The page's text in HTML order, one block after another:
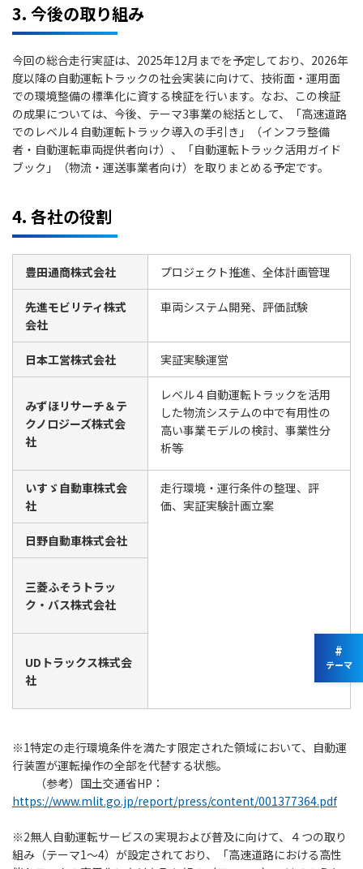
3. 今後の取り組み
今回の総合走行実証は、2025年12月までを予定しており、2026年
度以降の自動運転トラックの社会実装に向けて、技術面・運用面
での環境整備の標準化に資する検証を行います。なお、この検証
の成果については、今後、テーマ3事業の総括として、「高速道路
でのレベル４自動運転トラック導入の手引き」（インフラ整備
者・自動運転車両提供者向け）、「自動運転トラック活用ガイド
ブック」（物流・運送事業者向け）を取りまとめる予定です。
4. 各社の役割
豊田通商株式会社 プロジェクト推進、全体計画管理
先進モビリティ株式
会社
車両システム開発、評価試験
日本工営株式会社 実証実験運営
みずほリサーチ＆テ
クノロジーズ株式会
社
レベル４自動運転トラックを活用
した物流システムの中で有用性の
高い事業モデルの検討、事業性分
析等
いすゞ自動車株式会
社
走行環境・運行条件の整理、評
価、実証実験計画立案
日野自動車株式会社
三菱ふそうトラッ
ク・バス株式会社
UDトラックス株式会
社
※1特定の走行環境条件を満たす限定された領域において、自動運
行装置が運転操作の全部を代替する状態。
（参考）国土交通省HP：
https://www.mlit.go.jp/report/press/content/001377364.pdf
※2無人自動運転サービスの実現および普及に向けて、４つの取り
組み（テーマ1～4）が設定されており、「高速道路における高性
#
テーマ